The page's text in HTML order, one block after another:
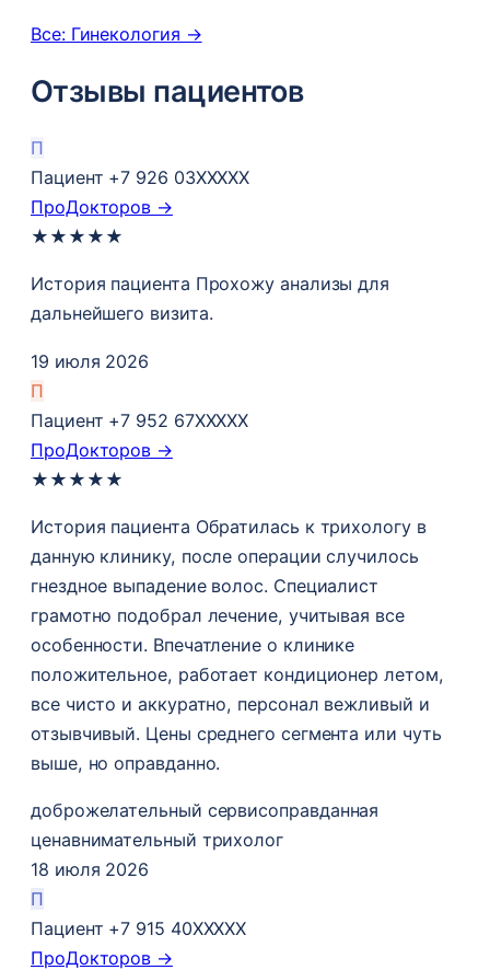
Все: Гинекология →
Отзывы пациентов
П
Пациент +7 926 03XXXXX
ПроДокторов →
★ ★ ★ ★ ★
История пациента Прохожу анализы​ для
дальнейшего визита.
19 июля 2026
П
Пациент +7 952 67XXXXX
ПроДокторов →
★ ★ ★ ★ ★
История пациента Обратилась к трихологу в
данную клинику, после операции случилось
гнездное выпадение волос​. Специалист
грамотно подобрал лечение, учитывая все
особенности. Впечатление о клинике
положительное, работает кондиционер летом,
все чисто и аккуратно, персонал вежливый и
отзывчивый. Цены среднего сегмента или чуть
выше, но оправданно.
доброжелательный сервисоправданная
ценавнимательный трихолог
18 июля 2026
П
Пациент +7 915 40XXXXX
ПроДокторов →